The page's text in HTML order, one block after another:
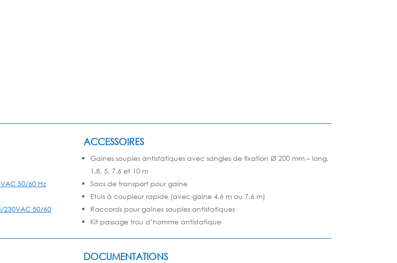
50/60 Hz
230VAC 50/60
ACCESSOIRES
Gaines souples antistatiques avec sangles de fixation Ø 200 mm – long.
1.8, 5, 7.6 et 10 m
Sacs de transport pour gaine
Etuis à coupleur rapide (avec gaine 4.6 m ou 7.6 m)
Raccords pour gaines souples antistatiques
Kit passage trou d’homme antistatique
DOCUMENTATIONS